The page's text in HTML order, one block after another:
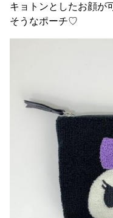
キョトンとしたお顔が
そうなポーチ♡